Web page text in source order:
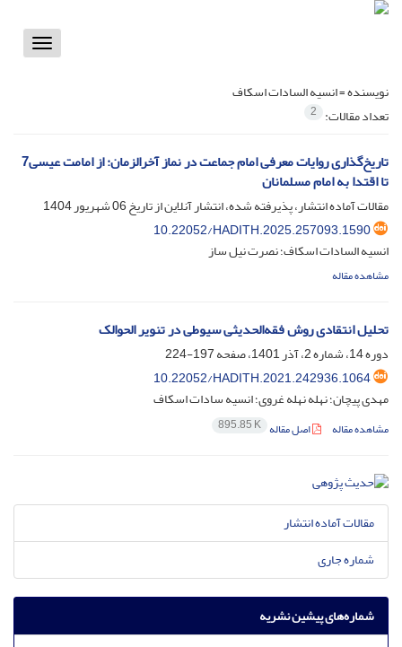
Toggle
نویسنده =انسیه السادات اسکاف
تعداد مقالات: 2
تاریخ‌گذاری روایات معرفی امام جماعت در نماز آخرالزمان: از امامت عیسی7
تا اقتدا به امام مسلمانان
مقالات آماده انتشار، پذیرفته شده، انتشار آنلاین از تاریخ06 شهریور 1404
10.22052/HADITH.2025.257093.1590
انسیه السادات اسکاف؛ نصرت نیل ساز
مشاهده مقاله
تحلیل انتقادی روش فقه‌الحدیثی سیوطی در تنویر الحوالک
دوره 14، شماره 2، آذر 1401، صفحه
197-224
10.22052/HADITH.2021.242936.1064
مهدی پیچان؛ نهله نهله غروی؛ انسیه سادات اسکاف
مشاهده مقاله اصل مقاله 895.85 K
مقالات آماده انتشار
شماره جاری
شماره‌های پیشین نشریه